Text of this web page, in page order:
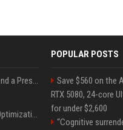
Best Day and Time to Send a Press Release for Media Pick Up
Press Release SEO: 14 Optimizations That Actually Move Rankings
POPULAR POSTS
Save $560 on the
RTX 5080, 24-core
for under $2,600
“Cognitive